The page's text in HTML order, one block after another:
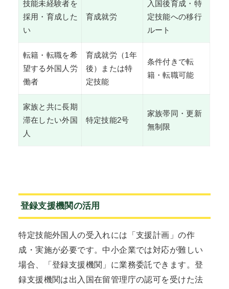
技能未経験者を
採用・育成した
い
育成就労
入国後育成・特
定技能への移行
ルート
転籍・転職を希
望する外国人労
働者
育成就労（1年
後）または特
定技能
条件付きで転
籍・転職可能
家族と共に長期
滞在したい外国
人
特定技能2号
家族帯同・更新
無制限
登録支援機関の活用
特定技能外国人の受入れには「支援計画」の作
成・実施が必要です。中小企業では対応が難しい
場合、「登録支援機関」に業務委託できます。登
録支援機関は出入国在留管理庁の認可を受けた法